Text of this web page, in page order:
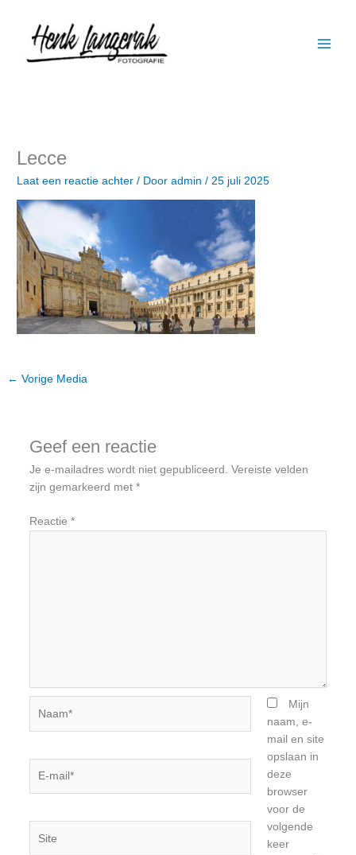
inhoud
Lecce
Laat een reactie achter / Dooradmin/ 25 juli 2025
← Vorige Media
Geef een reactie
Je e-mailadres wordt niet gepubliceerd. Vereiste velden
zijn gemarkeerd met *
Reactie *
Mijn
naam, e-
mail en site
opslaan in
deze
browser
voor de
volgende
keer